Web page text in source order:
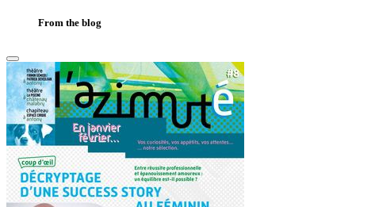
From the blog